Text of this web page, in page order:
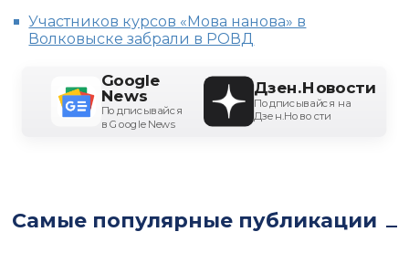
Участников курсов «Мова нанова» в
Волковыске забрали в РОВД
Google
News
Подписывайся
в Google News
Дзен.Новости
Подписывайся на
Дзен.Новости
Самые популярные публикации